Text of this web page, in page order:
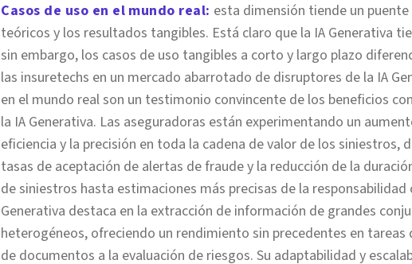
Casos de uso en el mundo real: esta dimensión tiende un
teóricos y los resultados tangibles. Está claro que la IA Generativa
sin embargo, los casos de uso tangibles a corto y largo plazo
las insuretechs en un mercado abarrotado de disruptores de la IA
en el mundo real son un testimonio convincente de los beneficios
la IA Generativa. Las aseguradoras están experimentando un
eficiencia y la precisión en toda la cadena de valor de los siniestros,
tasas de aceptación de alertas de fraude y la reducción de la
de siniestros hasta estimaciones más precisas de la responsabilidad
Generativa destaca en la extracción de información de grandes
heterogéneos, ofreciendo un rendimiento sin precedentes en tareas
de documentos a la evaluación de riesgos. Su adaptabilidad y